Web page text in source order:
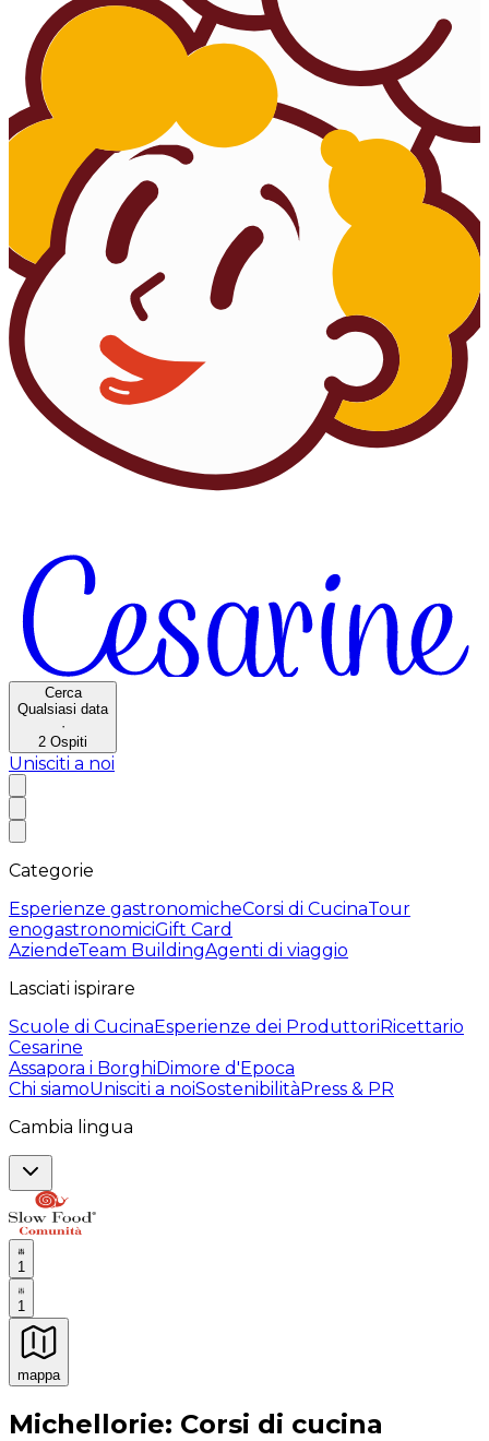
Cerca
Qualsiasi data
·
2 Ospiti
Unisciti a noi
Categorie
Esperienze gastronomicheCorsi di CucinaTour
enogastronomiciGift Card
AziendeTeam BuildingAgenti di viaggio
Lasciati ispirare
Scuole di CucinaEsperienze dei ProduttoriRicettario
Cesarine
Assapora i BorghiDimore d'Epoca
Chi siamoUnisciti a noiSostenibilitàPress & PR
Cambia lingua
1
1
mappa
Esperienze culinarie indimenticabili: Esperienze
Michellorie: Corsi di cucina